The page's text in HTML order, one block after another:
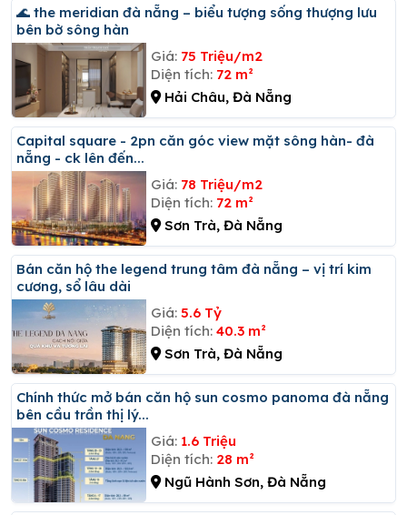
🌊 the meridian đà nẵng – biểu tượng sống thượng lưu
bên bờ sông hàn
Giá: 75 Triệu/m2
Diện tích: 72 m²
Hải Châu, Đà Nẵng
Capital square - 2pn căn góc view mặt sông hàn- đà
nẵng - ck lên đến...
Giá: 78 Triệu/m2
Diện tích: 72 m²
Sơn Trà, Đà Nẵng
Bán căn hộ the legend trung tâm đà nẵng – vị trí kim
cương, sổ lâu dài
Giá: 5.6 Tỷ
Diện tích: 40.3 m²
Sơn Trà, Đà Nẵng
Chính thức mở bán căn hộ sun cosmo panoma đà nẵng
bên cầu trần thị lý...
Giá: 1.6 Triệu
Diện tích: 28 m²
Ngũ Hành Sơn, Đà Nẵng